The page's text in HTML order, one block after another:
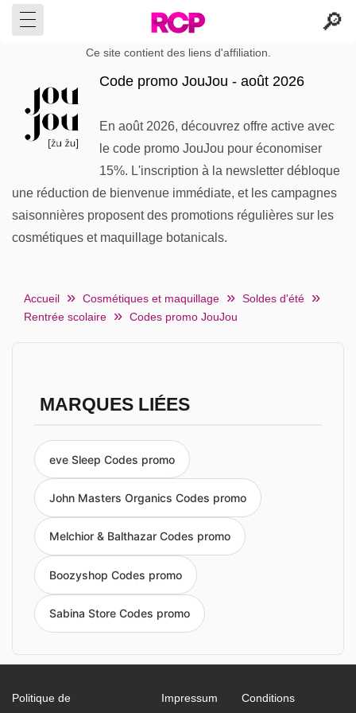
Ce site contient des liens d'affiliation.
Code promo JouJou - août 2026
En août 2026, découvrez offre active avec
le code promo JouJou pour économiser
15%. L'inscription à la newsletter débloque
une réduction de bienvenue immédiate, et les campagnes
saisonnières proposent des promotions régulières sur les
cosmétiques et maquillage botanicals.
Accueil Cosmétiques et maquillage
Soldes d'été
Rentrée scolaire
Codes promo JouJou
MARQUES LIÉES
eve Sleep Codes promo
John Masters Organics Codes promo
Melchior & Balthazar Codes promo
Boozyshop Codes promo
Sabina Store Codes promo
Politique de
Impressum
Conditions